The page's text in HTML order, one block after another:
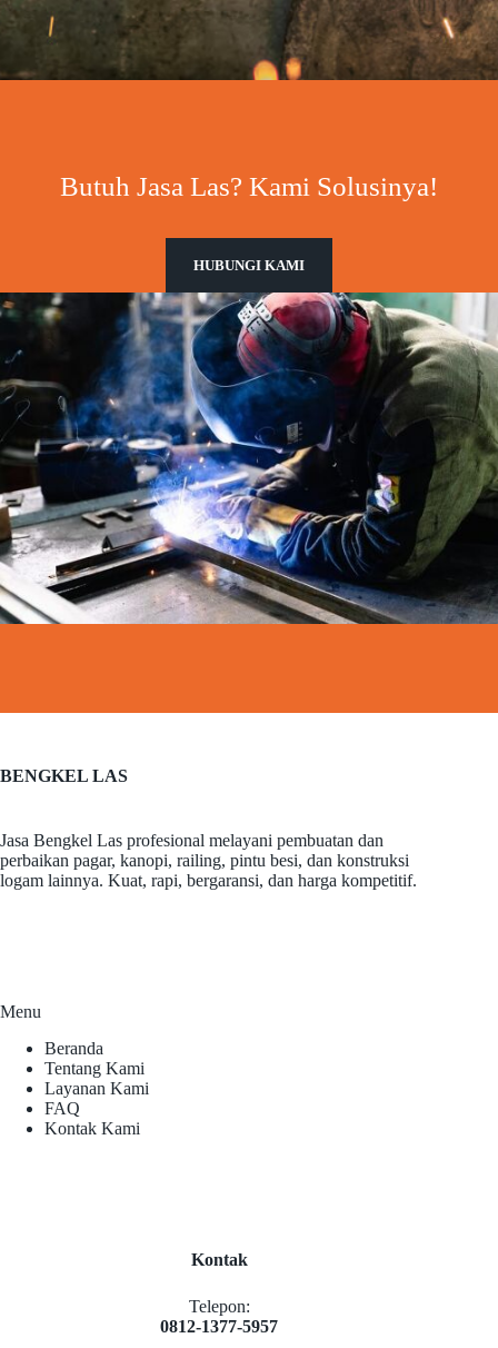
Butuh Jasa Las? Kami Solusinya!
HUBUNGI KAMI
BENGKEL LAS
Jasa Bengkel Las profesional melayani pembuatan dan
perbaikan pagar, kanopi, railing, pintu besi, dan konstruksi
logam lainnya. Kuat, rapi, bergaransi, dan harga kompetitif.
Menu
Beranda
Tentang Kami
Layanan Kami
FAQ
Kontak Kami
Kontak
Telepon:
0812-1377-5957